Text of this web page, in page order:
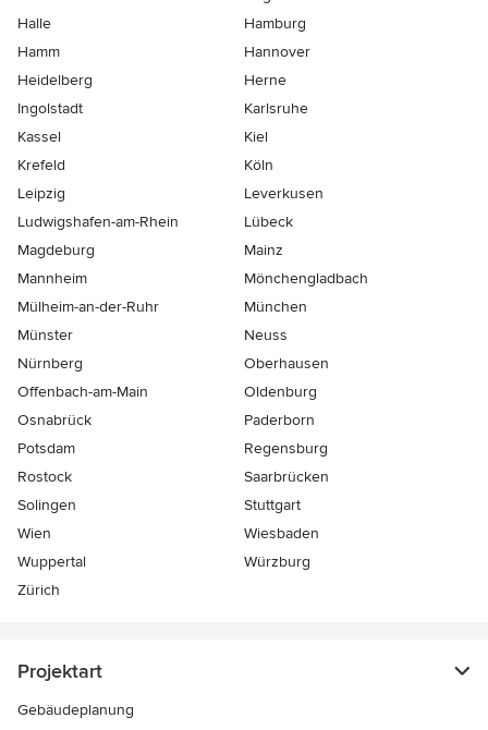
Halle
Hamburg
Hamm
Hannover
Heidelberg
Herne
Ingolstadt
Karlsruhe
Kassel
Kiel
Krefeld
Köln
Leipzig
Leverkusen
Ludwigshafen-am-Rhein
Lübeck
Magdeburg
Mainz
Mannheim
Mönchen­gladbach
Mülheim-an-der-Ruhr
München
Münster
Neuss
Nürnberg
Oberhausen
Offenbach-am-Main
Oldenburg
Osnabrück
Paderborn
Potsdam
Regensburg
Rostock
Saarbrücken
Solingen
Stuttgart
Wien
Wiesbaden
Wuppertal
Würzburg
Zürich
Projektart
Gebäudeplanung